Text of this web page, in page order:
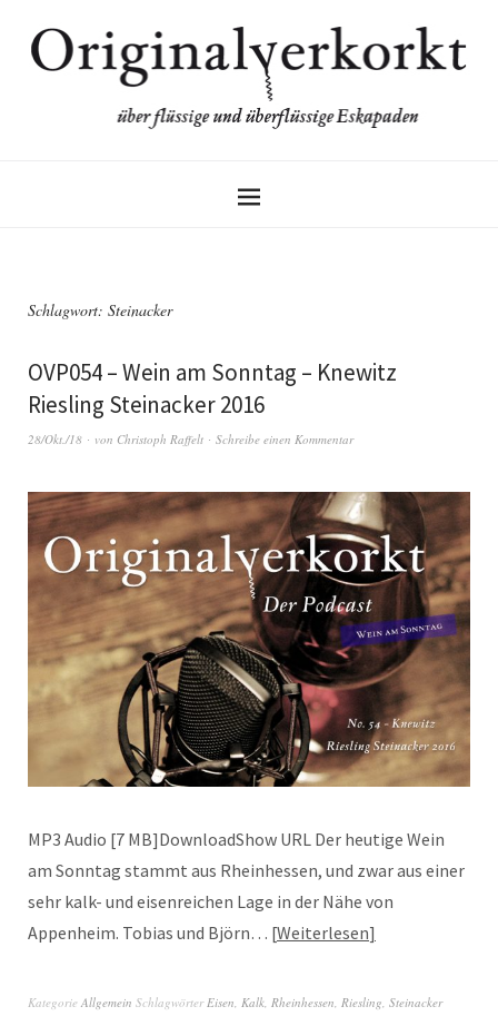
Schlagwort: Steinacker
OVP054 – Wein am Sonntag – Knewitz
Riesling Steinacker 2016
28/Okt./18 von Christoph Raffelt Schreibe einen Kommentar
MP3 Audio [7 MB]DownloadShow URL Der heutige Wein
am Sonntag stammt aus Rheinhessen, und zwar aus einer
sehr kalk- und eisenreichen Lage in der Nähe von
Appenheim. Tobias und Björn… Weiterlesen
Kategorie Allgemein Schlagwörter Eisen Kalk Rheinhessen Riesling Steinacker